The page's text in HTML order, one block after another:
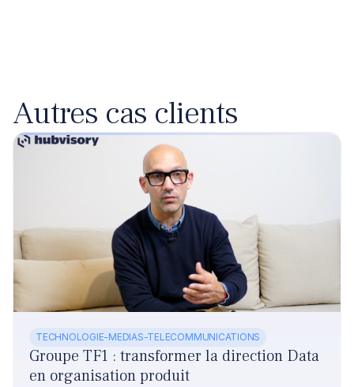
Autres cas clients
TECHNOLOGIE-MEDIAS-TELECOMMUNICATIONS
Groupe TF1 : transformer la direction Data
en organisation produit